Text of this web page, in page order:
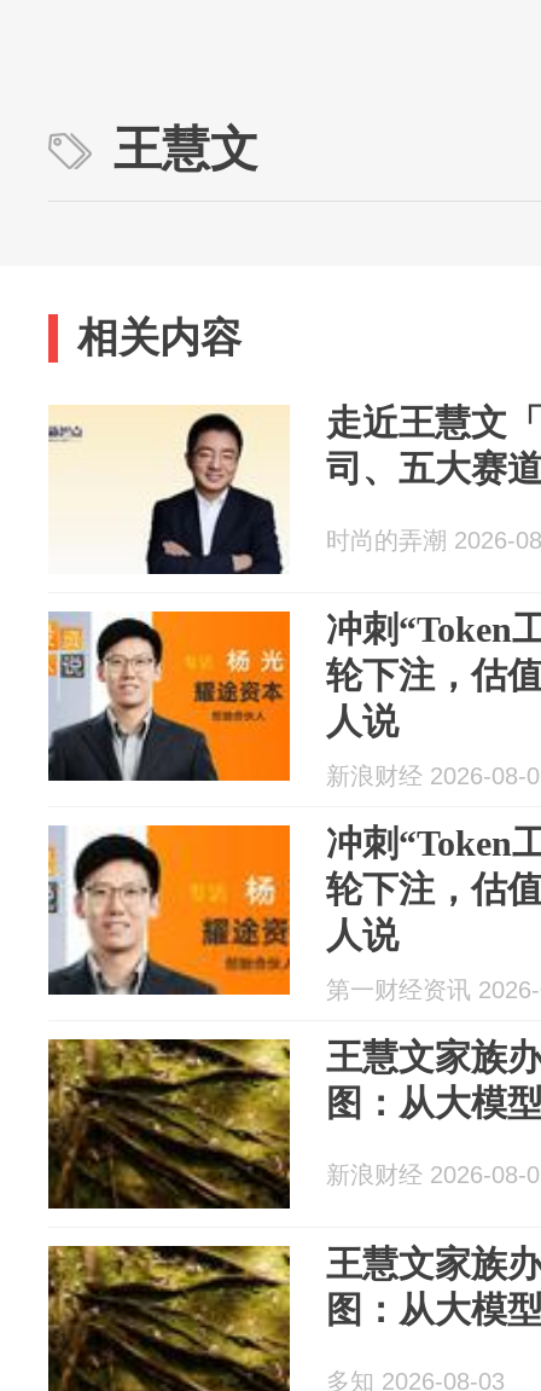
王慧文
相关内容
走近王慧文
司、五大赛
时尚的弄潮 2026-
冲刺“Token
轮下注，估
人说
新浪财经 2026-08-
冲刺“Token
轮下注，估
人说
第一财经资讯
王慧文家族
图：从大模
新浪财经 2026-08-
王慧文家族
图：从大模
多知 2026-08-03